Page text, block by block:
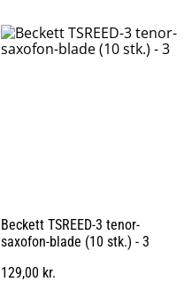
Beckett TSREED-3 tenor-
saxofon-blade (10 stk.) - 3
129,00 kr.